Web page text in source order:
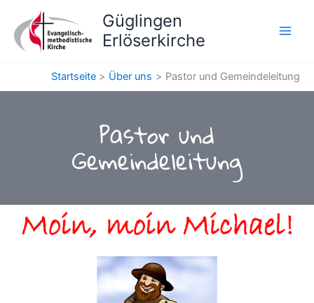
Inhalt
springen
Güglingen
Erlöserkirche
Startseite Über uns Pastor und Gemeindeleitung
Pastor und
Gemeindeleitung